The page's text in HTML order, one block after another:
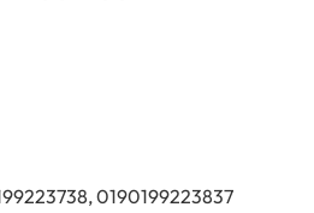
0190199223837